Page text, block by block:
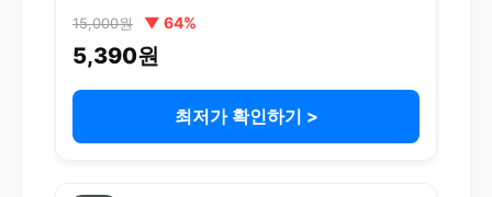
15,000원 ▼ 64%
5,390원
최저가 확인하기 >